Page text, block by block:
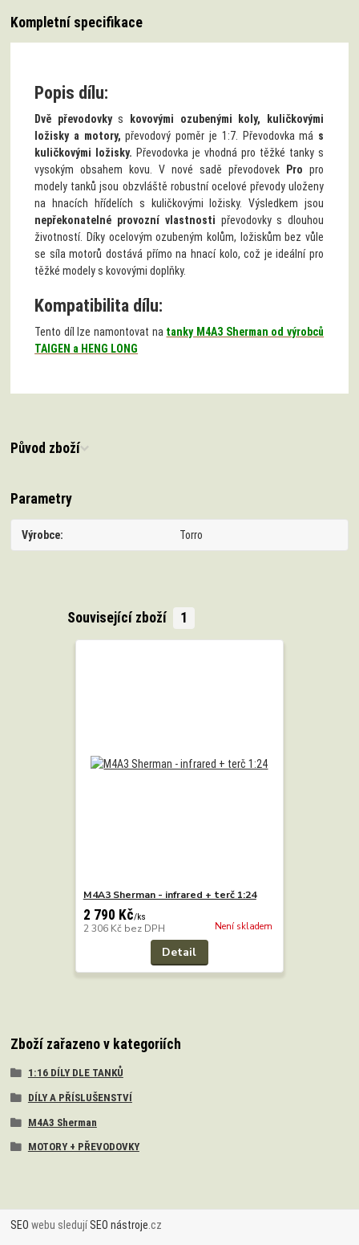
Kompletní specifikace
Popis dílu:
Dvě převodovkys
kovovými ozubenými koly, kuličkovými
ložisky a motory,převodový poměr je 1:7. Převodovka má s
kuličkovými ložisky. Převodovka je vhodná pro těžké tanky s
vysokým obsahem kovu. V nové sadě převodovek
Propro
modely tanků jsou obzvláště robustní ocelové převody uloženy
na hnacích hřídelích s kuličkovými ložisky. Výsledkem jsou
nepřekonatelné provozní vlastnosti převodovky s dlouhou
životností. Díky ocelovým ozubeným kolům, ložiskům bez vůle
se síla motorů dostává přímo na hnací kolo, což je ideální pro
těžké modely s kovovými doplňky.
Kompatibilita dílu:
Tento díl lze namontovat na tanky M4A3 Sherman od výrobců
TAIGEN a HENG LONG
Původ zboží
Parametry
Výrobce Torro
Související zboží 1
M4A3 Sherman - infrared + terč 1:24
2 790 Kč/ks
2 306 Kč bez DPH Není skladem
Detail
Zboží zařazeno v kategoriích
1:16 DÍLY DLE TANKŮ
DÍLY A PŘÍSLUŠENSTVÍ
M4A3 Sherman
MOTORY + PŘEVODOVKY
SEO webu sledujíSEO nástroje .cz